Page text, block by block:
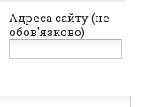
Адреса сайту (не
обов'язково)